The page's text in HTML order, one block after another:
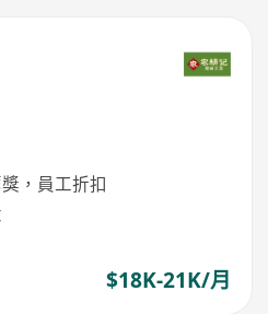
，員工折扣
$18K-21K/月